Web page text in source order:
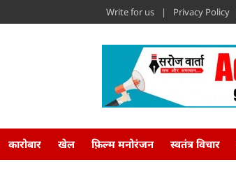
Write for us Privacy Policy
कारोबार खेल फ़िल्म मनोरंजन स्वतंत्र विचार